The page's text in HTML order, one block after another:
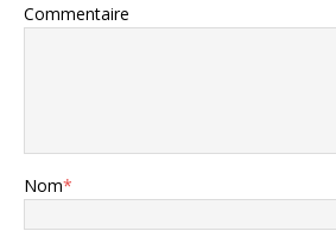
Commentaire
Nom*